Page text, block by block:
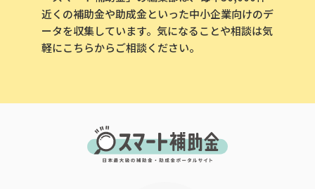
近くの補助金や助成金といった中小企業向けのデ
ータを収集しています。気になることや相談は気
軽にこちらからご相談ください。